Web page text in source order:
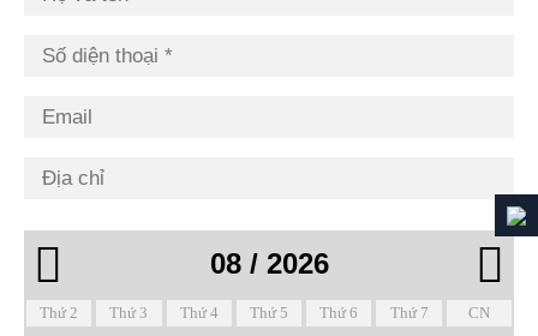
 08 / 2026 
Thứ 2 Thứ 3 Thứ 4 Thứ 5 Thứ 6 Thứ 7 CN